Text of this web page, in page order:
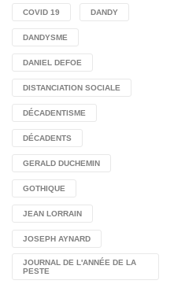
COVID 19 DANDY
DANDYSME
DANIEL DEFOE
DISTANCIATION SOCIALE
DÉCADENTISME
DÉCADENTS
GERALD DUCHEMIN
GOTHIQUE
JEAN LORRAIN
JOSEPH AYNARD
JOURNAL DE L'ANNÉE DE LA
PESTE